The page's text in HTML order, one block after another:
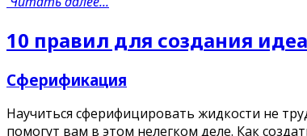
10 правил для создания
Сферификация
Научиться сферифицировать жидкости не
помогут вам в этом нелегком деле. Как